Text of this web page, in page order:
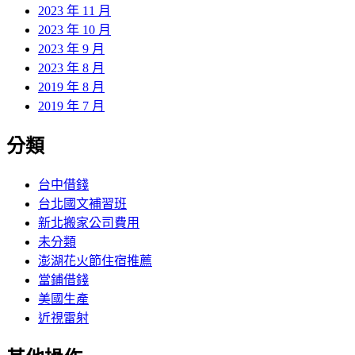
2023 年 11 月
2023 年 10 月
2023 年 9 月
2023 年 8 月
2019 年 8 月
2019 年 7 月
分類
台中借錢
台北國文補習班
新北搬家公司費用
未分類
澎湖花火節住宿推薦
當鋪借錢
美國生產
近視雷射